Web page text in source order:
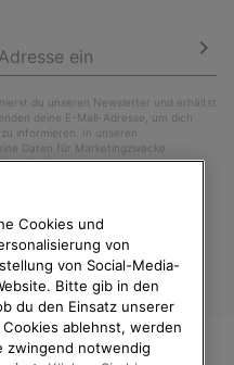
du unseren Newsletter und erhältst
deine E-Mail-Adresse, um dich
informieren. In unseren
Daten für Marketingzwecke
kannst.
Cookies und
von
von Social-Media-
Bitte gib in den
du den Einsatz unserer
ablehnst, werden
zwingend notwendig